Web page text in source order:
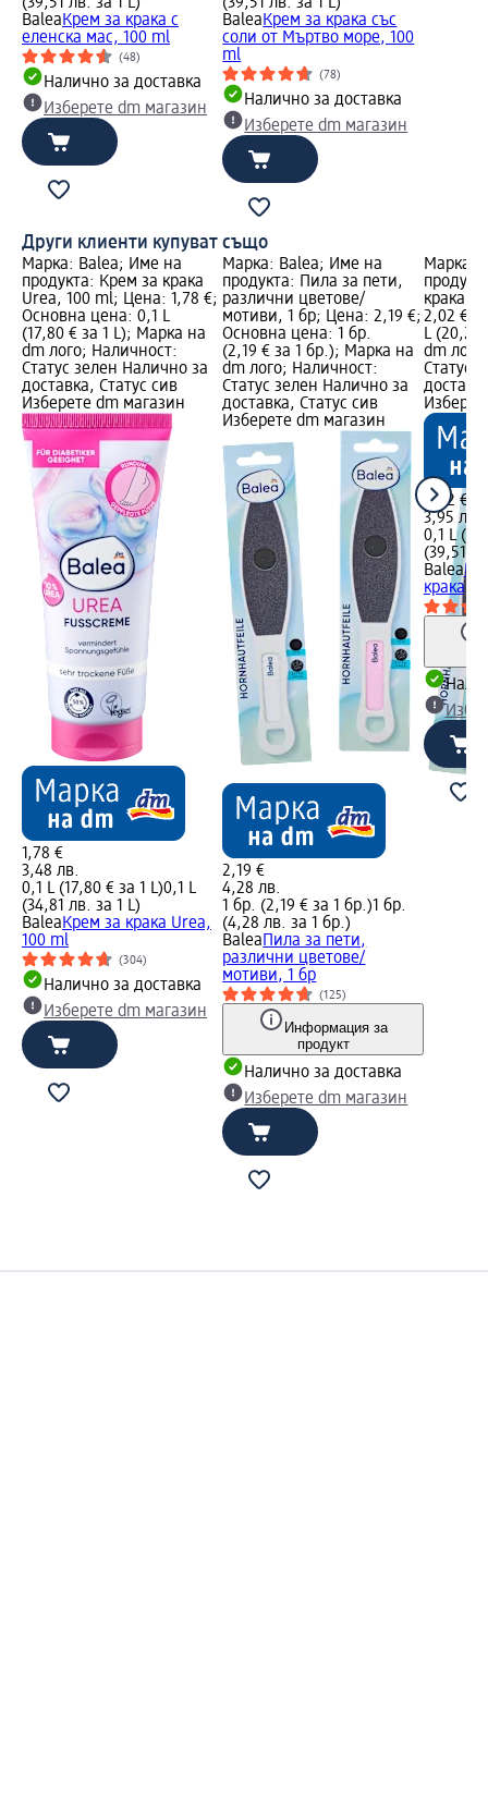
BaleaКрем за крака с
еленска мас, 100 ml
(48)
Налично за доставка
Изберете dm магазин
BaleaКрем за крака със
соли от Мъртво море, 100
ml
(78)
Налично за доставка
Изберете dm магазин
Други клиенти купуват също
Марка: Balea; Име на
продукта: Крем за крака
Urea, 100 ml; Цена: 1,78 €;
Основна цена: 0,1 L
(17,80 € за 1 L); Марка на
dm лого; Наличност:
Статус зелен Налично за
доставка, Статус сив
Изберете dm магазин
1,78 €
3,48 лв.
0,1 L (17,80 € за 1 L)0,1 L
(34,81 лв. за 1 L)
BaleaКрем за крака Urea,
100 ml
(304)
Налично за доставка
Изберете dm магазин
Марка: Balea; Име на
продукта: Пила за пети,
различни цветове/
мотиви, 1 бр; Цена: 2,19 €;
Основна цена: 1 бр.
(2,19 € за 1 бр.); Марка на
dm лого; Наличност:
Статус зелен Налично за
доставка, Статус сив
Изберете dm магазин
2,19 €
4,28 лв.
1 бр. (2,19 € за 1 бр.)1 бр.
(4,28 лв. за 1 бр.)
Balea Пила за пети,
различни цветове/
мотиви, 1 бр
(125)
Информация за
продукт
Налично за доставка
Изберете dm магазин
Марка:
крака,
2,02 €;
L (20,20
dm
Статус
2,02 €
3,95 лв.
0,1 L
(39,51
Balea
крака,